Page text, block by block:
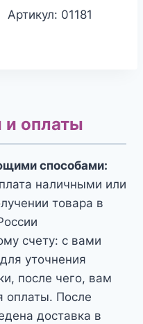
Артикул: 01181
и оплаты
способами:
наличными или
товара в
счету: с вами
уточнения
после чего, вам
оплаты. После
доставка в